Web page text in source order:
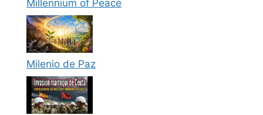
Millennium of Peace
Milenio de Paz